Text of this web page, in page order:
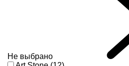
Не выбрано